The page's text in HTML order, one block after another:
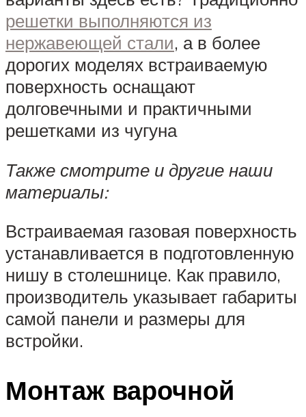
решетки выполняются из
нержавеющей стали, а в более
дорогих моделях встраиваемую
поверхность оснащают
долговечными и практичными
решетками из чугуна
Также смотрите и другие наши
материалы:
Встраиваемая газовая поверхность
устанавливается в подготовленную
нишу в столешнице. Как правило,
производитель указывает габариты
самой панели и размеры для
встройки.
Монтаж варочной